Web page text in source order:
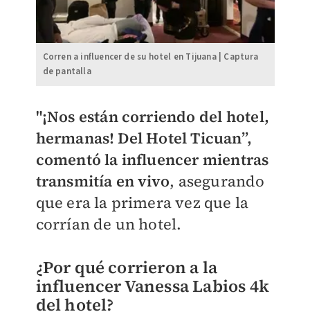
Corren a influencer de su hotel en Tijuana | Captura
de pantalla
"¡Nos están corriendo del hotel,
hermanas! Del Hotel Ticuan”,
comentó la influencer mientras
transmitía en vivo, asegurando
que era la primera vez que la
corrían de un hotel.
¿Por qué corrieron a la
influencer Vanessa Labios 4k
del hotel?